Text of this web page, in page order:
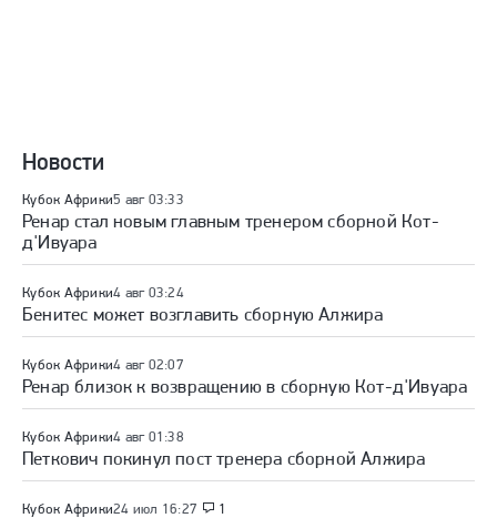
Новости
Кубок Африки5 авг 03:33
Ренар стал новым главным тренером сборной Кот-
д'Ивуара
Кубок Африки4 авг 03:24
Бенитес может возглавить сборную Алжира
Кубок Африки4 авг 02:07
Ренар близок к возвращению в сборную Кот-д'Ивуара
Кубок Африки4 авг 01:38
Петкович покинул пост тренера сборной Алжира
Кубок Африки24 июл 16:27 1